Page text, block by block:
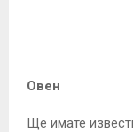
Овен
Ще имате